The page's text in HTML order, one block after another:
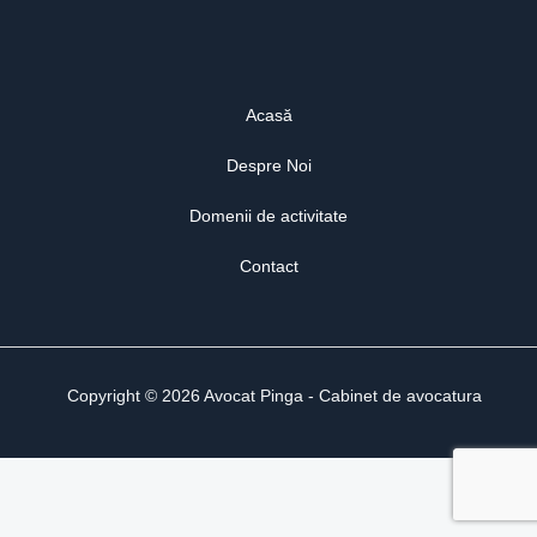
Acasă
Despre Noi
Domenii de activitate
Contact
Copyright © 2026 Avocat Pinga - Cabinet de avocatura